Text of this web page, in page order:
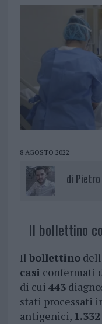
8 AGOSTO 2022
di
Il bollettino
Il bollettino
casi confermati
di cui 443
stati processati
antigenici,